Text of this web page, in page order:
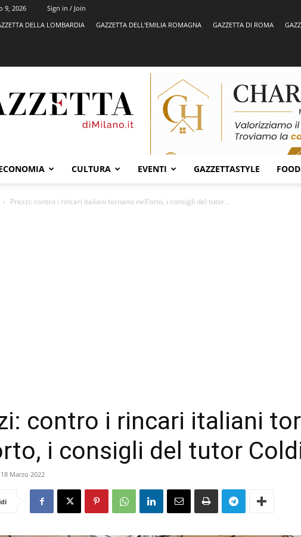
9, 2026
Sign in / Join
DELLA LOMBARDIA GAZZETTA DELL’EMILIA ROMAGNA GAZZETTA DI ROMA
CULTURA EVENTI GAZZETTASTYLE FOOD
Prezzi: contro i rincari italiani tornano nell’orto, i consigli del tutor...
contro i rincari italiani
i consigli del tutor
18 Marzo 2022